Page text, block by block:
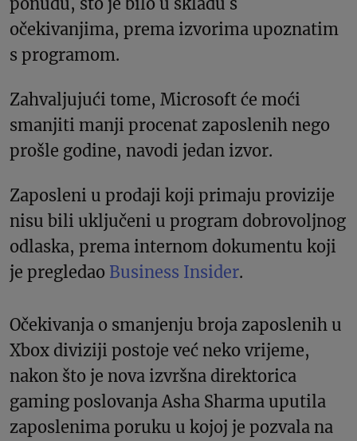
očekivanjima, prema izvorima upoznatim
s programom.
Zahvaljujući tome, Microsoft će moći
smanjiti manji procenat zaposlenih nego
prošle godine, navodi jedan izvor.
Zaposleni u prodaji koji primaju provizije
nisu bili uključeni u program dobrovoljnog
odlaska, prema internom dokumentu koji
je pregledao Business Insider.
Očekivanja o smanjenju broja zaposlenih u
Xbox diviziji postoje već neko vrijeme,
nakon što je nova izvršna direktorica
gaming poslovanja Asha Sharma uputila
zaposlenima poruku u kojoj je pozvala na